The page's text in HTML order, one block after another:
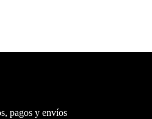
pagos y envíos